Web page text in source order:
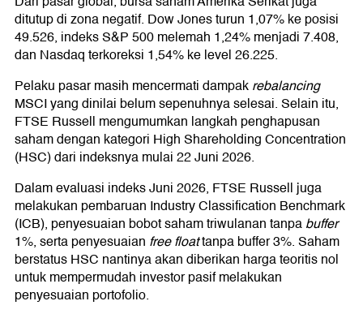
ditutup di zona negatif. Dow Jones turun 1,07% ke posisi
49.526, indeks S&P 500 melemah 1,24% menjadi 7.408,
dan Nasdaq terkoreksi 1,54% ke level 26.225.
Pelaku pasar masih mencermati dampakrebalancing
MSCI yang dinilai belum sepenuhnya selesai. Selain itu,
FTSE Russell mengumumkan langkah penghapusan
saham dengan kategori High Shareholding Concentration
(HSC) dari indeksnya mulai 22 Juni 2026.
Dalam evaluasi indeks Juni 2026, FTSE Russell juga
melakukan pembaruan Industry Classification Benchmark
(ICB), penyesuaian bobot saham triwulanan tanpabuffer
1%, serta penyesuaian free floattanpa buffer 3%. Saham
berstatus HSC nantinya akan diberikan harga teoritis nol
untuk mempermudah investor pasif melakukan
penyesuaian portofolio.